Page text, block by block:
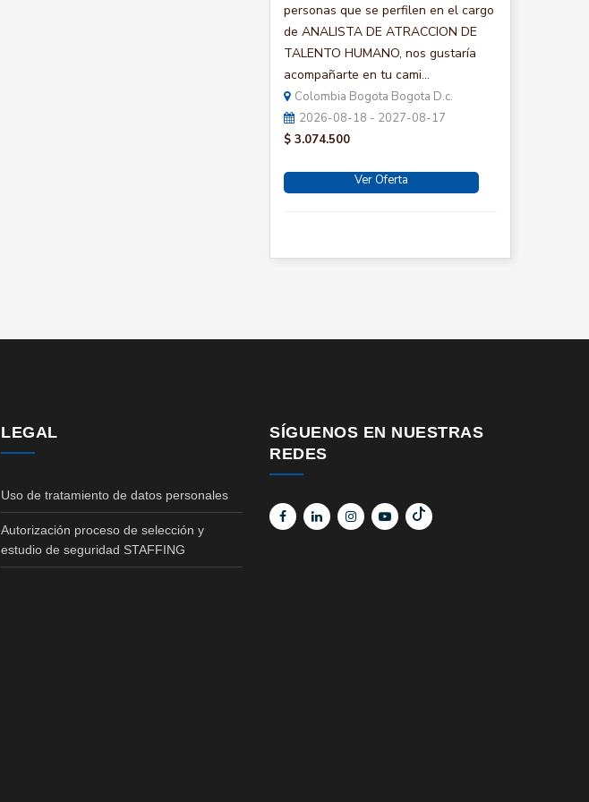
personas que se perfilen en el cargo
de ANALISTA DE ATRACCION DE
TALENTO HUMANO, nos gustaría
acompañarte en tu cami...
Colombia Bogota Bogota D.c.
2026-08-18 - 2027-08-17
$ 3.074.500
Ver Oferta
LEGAL
Uso de tratamiento de datos personales
Autorización proceso de selección y
estudio de seguridad STAFFING
SÍGUENOS EN NUESTRAS
REDES